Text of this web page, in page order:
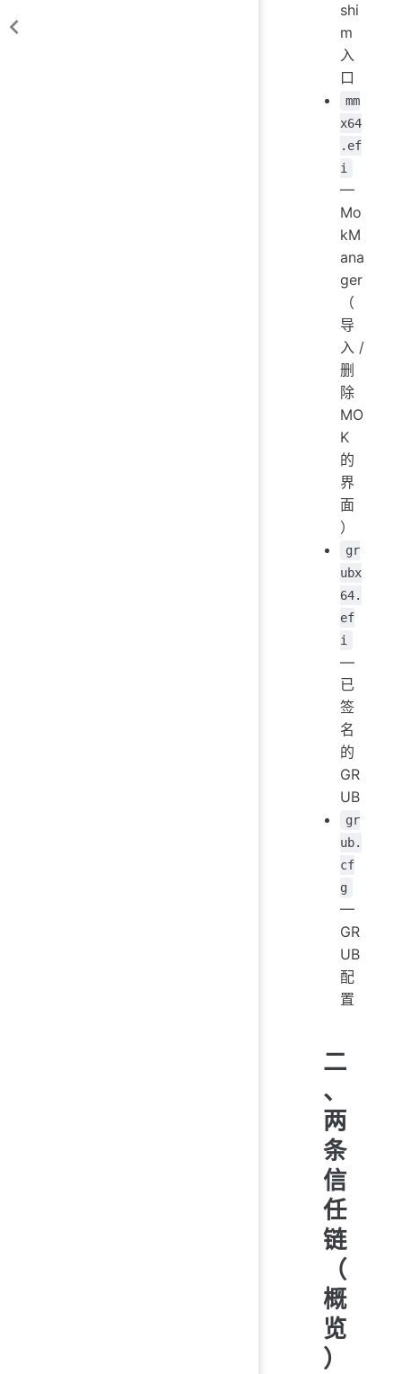
shi
m
入
口
mm
x64
.ef
i
—
Mo
kM
ana
ger
（
导
入 /
删
除
MO
K
的
界
面
）
gr
ubx
64.
ef
i
—
已
签
名
的
GR
UB
gr
ub.
cf
g
—
GR
UB
配
置
二
、
两
条
信
任
链
（
概
览
）